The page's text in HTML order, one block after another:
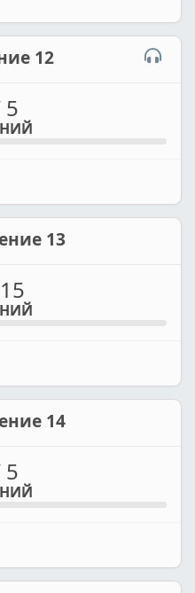
12
5
13
14
5